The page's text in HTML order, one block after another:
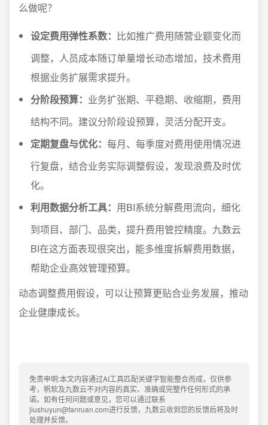
么做呢？
设定费用弹性系数： 比如推广费用随营业额变化而
调整，人员成本随订单量增长动态增加，技术费用
根据业务扩展需求提升。
分阶段预算： 业务扩张期、平稳期、收缩期，费用
结构不同。建议分阶段设预算，灵活分配开支。
定期复盘与优化： 每月、每季度对费用使用情况进
行复盘，结合业务实际调整假设，发现浪费及时优
化。
利用数据分析工具： 用BI系统分解费用流向，细化
到项目、部门、品类，提升费用管控精度。九数云
BI在这方面表现很突出，能多维度拆解费用数据，
帮助企业高效管理预算。
动态调整费用假设，可以让预算更贴合业务发展，推动
企业健康成长。
免责申明:本文内容通过AI工具匹配关键字智能整合而成，仅供参
考，帆软及九数云不对内容的真实、准确或完整作任何形式的承
诺。如有任何问题或意见，您可以通过联系
jiushuyun@fanruan.com进行反馈，九数云收到您的反馈后将及时
处理并反馈。